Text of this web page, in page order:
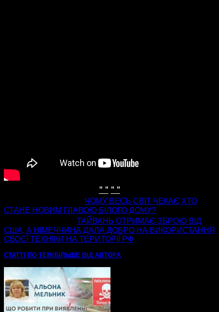
" " " "
ЧОМУ ВЕСЬ СВІТ ЧЕКАЄ ХТО
СТАНЕ НОВИМ ГЛАВОЮ БІЛОГО ДОМУ?
ТАЙВАНЬ ОТРИМАЄ ЗБРОЮ ВІД
США, А НІМЕЧЧИНА ДАЛА ДОБРО НА ВИКОРИСТАННЯ
СВОЄЇ ТЕХНІКИ НА ТЕРИТОРІЇ РФ
СТАТТІ ПО ТЕМІ БІЛЬШЕ ВІД АВТОРА